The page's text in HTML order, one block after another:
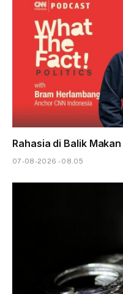
Rahasia di Balik
07-08-2026 - 08.05